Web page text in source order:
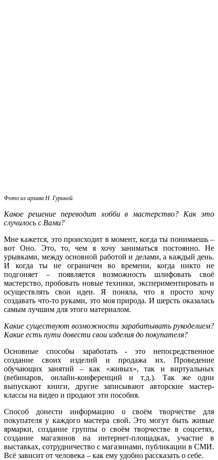
Фото из архива Н. Гуриной.
Какое решение переводит хобби в мастерство? Как это
случилось с Вами?
Мне кажется, это происходит в момент, когда ты понимаешь –
вот Оно. Это, то, чем я хочу заниматься постоянно. Не
урывками, между основной работой и делами, а каждый день.
И когда ты не ограничен во времени, когда никто не
подгоняет – появляется возможность шлифовать своё
мастерство, пробовать новые техники, экспериментировать и
осуществлять свои идеи. Я поняла, что я просто хочу
создавать что-то руками, это моя природа. И шерсть оказалась
самым лучшим для этого материалом.
Какие существуют возможности зарабатывать рукоделием?
Какие есть пути довести свои изделия до покупателя?
Основные способы заработать - это непосредственное
создание своих изделий и продажа их. Проведение
обучающих занятий – как «живых», так и виртуальных
(вебинаров, онлайн-конференций и т.д.). Так же одни
выпускают книги, другие записывают авторские мастер-
классы на видео и продают эти пособия.
Способ донести информацию о своём творчестве для
покупателя у каждого мастера свой. Это могут быть живые
ярмарки, создание группы о своём творчестве в соцсетях,
создание магазинов на интернет-площадках, участие в
выставках, сотрудничество с магазинами, публикации в СМИ.
Всё зависит от человека – как ему удобно рассказать о себе.